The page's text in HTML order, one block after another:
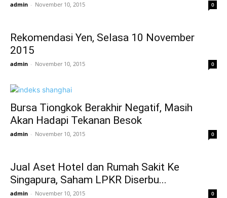
admin - November 10, 2015 0
Rekomendasi Yen, Selasa 10 November
2015
admin - November 10, 2015 0
Bursa Tiongkok Berakhir Negatif, Masih
Akan Hadapi Tekanan Besok
admin - November 10, 2015 0
Jual Aset Hotel dan Rumah Sakit Ke
Singapura, Saham LPKR Diserbu...
admin - November 10, 2015 0